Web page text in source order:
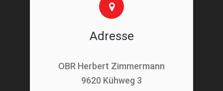
Adresse
OBR Herbert Zimmermann
9620 Kühweg 3